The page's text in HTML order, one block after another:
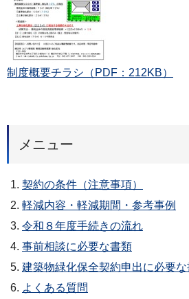
制度概要チラシ （PDF：212KB）
メニュー
契約の条件（注意事項）
軽減内容・軽減期間・参考事例
令和８年度手続きの流れ
事前相談に必要な書類
建築物緑化保全契約申出に必要
よくある質問